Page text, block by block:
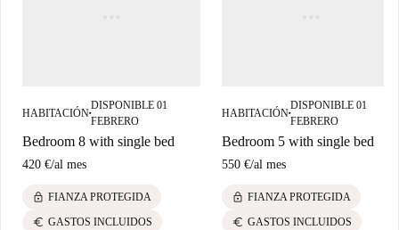
HABITACIÓN■
DISPONIBLE 01
FEBRERO
Bedroom 8 with single bed
420 €/al mes
lock FIANZA PROTEGIDA
euro GASTOS INCLUIDOS
HABITACIÓN■
DISPONIBLE 01
FEBRERO
Bedroom 5 with single bed
550 €/al mes
lock FIANZA PROTEGIDA
euro GASTOS INCLUIDOS